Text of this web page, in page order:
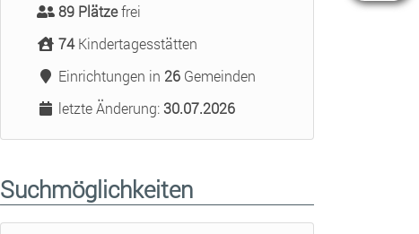
89 Plätzefrei
74Kindertagesstätten
Einrichtungen in 26 Gemeinden
letzte Änderung:30.07.2026
Suchmöglichkeiten